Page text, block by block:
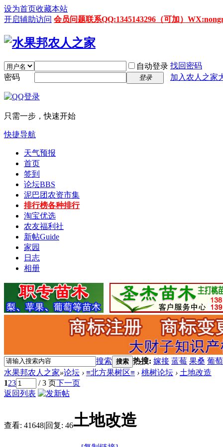
设为首页收藏本站
开启辅助访问 会员问题联系QQ:1345143296（可加）
自动登录 找回密码
密码
登录 加入农人之家
只需一步，快速开始
快捷导航
天气预报
首页
签到
论坛BBS
泥巴团农资市集
排行榜各种排行
淘宝优选
农友福利社
新帖Guide
家园
日志
相册
搜索 搜索 热搜: 嫁接 蓝莓 果桑 葡
水果邦农人之家»论坛 › ≡北方果树区≡ › 桃树论坛 › 土地改造
123 / 3 页下一页
返回列表
查看: 41648|回复: 46土地改造